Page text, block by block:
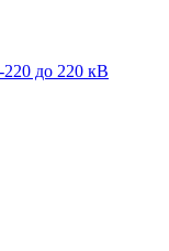
до 220 кВ